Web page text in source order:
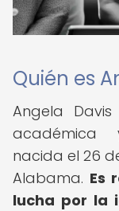
Quién es
Angela
académica
nacida el 26
Alabama. Es
lucha por la